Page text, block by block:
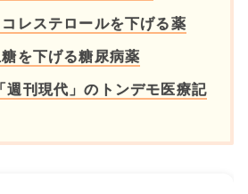
レステロールを下げる薬
を下げる糖尿病薬
週刊現代」のトンデモ医療記